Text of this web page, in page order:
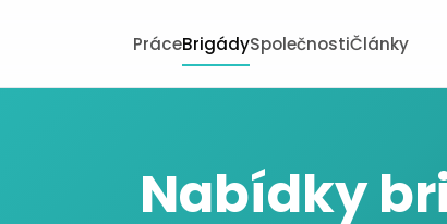
PráceBrigádySpolečnostiČlánky
Nabídky